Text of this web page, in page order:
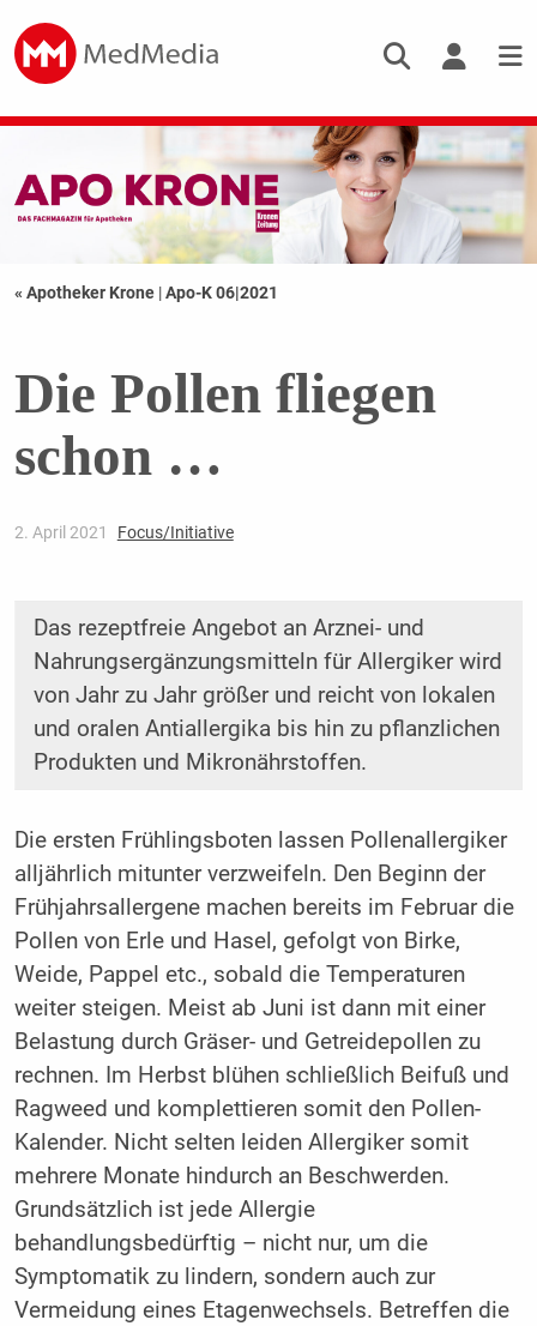
« Apotheker Krone |Apo-K 06|2021
Die Pollen fliegen
schon …
2. April 2021 Focus/Initiative
Das rezeptfreie Angebot an Arznei- und
Nahrungsergänzungsmitteln für Allergiker wird
von Jahr zu Jahr größer und reicht von lokalen
und oralen Antiallergika bis hin zu pflanzlichen
Produkten und Mikronährstoffen.
Die ersten Frühlingsboten lassen Pollenallergiker
alljährlich mitunter verzweifeln. Den Beginn der
Frühjahrsallergene machen bereits im Februar die
Pollen von Erle und Hasel, gefolgt von Birke,
Weide, Pappel etc., sobald die Temperaturen
weiter steigen. Meist ab Juni ist dann mit einer
Belastung durch Gräser- und Getreidepollen zu
rechnen. Im Herbst blühen schließlich Beifuß und
Ragweed und komplettieren somit den Pollen-
Kalender. Nicht selten leiden Allergiker somit
mehrere Monate hindurch an Beschwerden.
Grundsätzlich ist jede Allergie
behandlungsbedürftig – nicht nur, um die
Symptomatik zu lindern, sondern auch zur
Vermeidung eines Etagenwechsels. Betreffen die